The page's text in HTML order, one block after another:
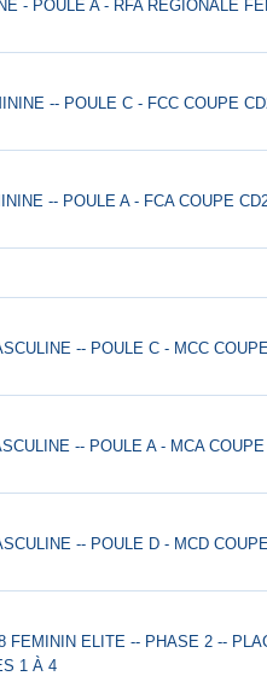
- POULE A - RFA RÉGIONALE
-- POULE C - FCC COUPE
-- POULE A - FCA COUPE
-- POULE C - MCC
-- POULE A - MCA
-- POULE D - MCD
FEMININ ELITE -- PHASE 2 --
1 À 4